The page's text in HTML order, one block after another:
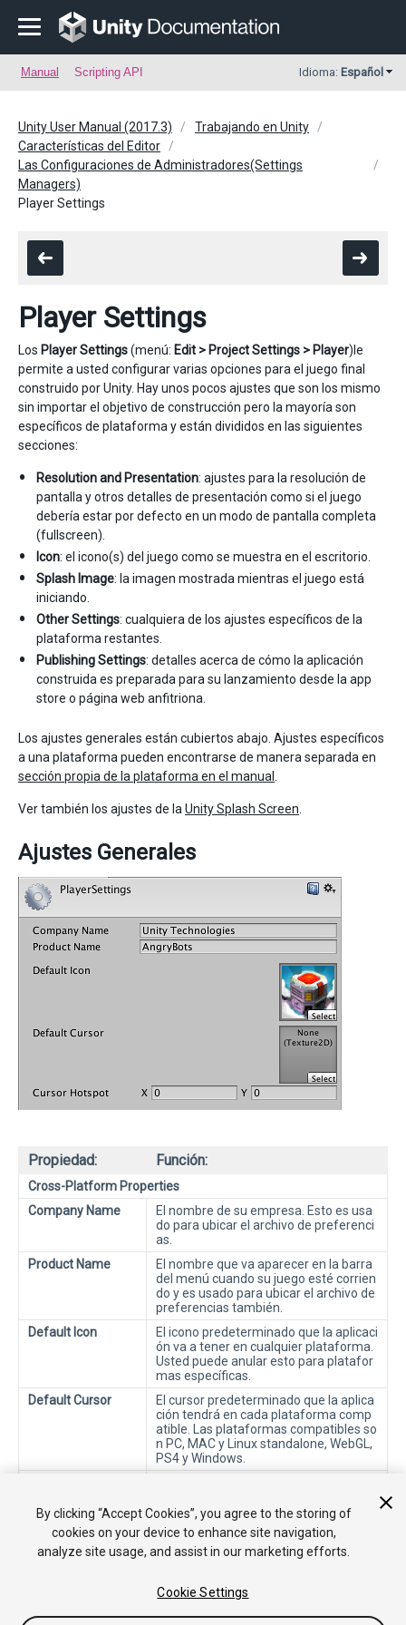
Manual Scripting API Idioma: Español
Unity User Manual (2017.3)
Trabajando en Unity
Características del Editor
Las Configuraciones de Administradores(Settings
Managers)
Player Settings
Player Settings
Los Player Settings(menú: Edit > Project Settings > Player)le
permite a usted configurar varias opciones para el juego final
construido por Unity. Hay unos pocos ajustes que son los mismo
sin importar el objetivo de construcción pero la mayoría son
específicos de plataforma y están divididos en las siguientes
secciones:
Resolution and Presentation: ajustes para la resolución de
pantalla y otros detalles de presentación como si el juego
debería estar por defecto en un modo de pantalla completa
(fullscreen).
Icon: el icono(s) del juego como se muestra en el escritorio.
Splash Image: la imagen mostrada mientras el juego está
iniciando.
Other Settings: cualquiera de los ajustes específicos de la
plataforma restantes.
Publishing Settings: detalles acerca de cómo la aplicación
construida es preparada para su lanzamiento desde la app
store o página web anfitriona.
Los ajustes generales están cubiertos abajo. Ajustes específicos
a una plataforma pueden encontrarse de manera separada en
sección propia de la plataforma en el manual
Ver también los ajustes de la Unity Splash Screen
Ajustes Generales
Propiedad: Función:
Cross-Platform Properties
Company Name
El nombre de su empresa. Esto es usa
do para ubicar el archivo de preferenci
as.
Product Name
El nombre que va aparecer en la barra
del menú cuando su juego esté corrien
do y es usado para ubicar el archivo de
preferencias también.
Default Icon
El icono predeterminado que la aplicaci
ón va a tener en cualquier plataforma.
Usted puede anular esto para platafor
mas específicas.
Default Cursor
El cursor predeterminado que la aplica
ción tendrá en cada plataforma comp
atible. Las plataformas compatibles so
n PC, MAC y Linux standalone, WebGL,
PS4 y Windows.
rminado.
By clicking “Accept Cookies”, you agree to the storing of
cookies on your device to enhance site navigation,
analyze site usage, and assist in our marketing efforts.
Cookie Settings